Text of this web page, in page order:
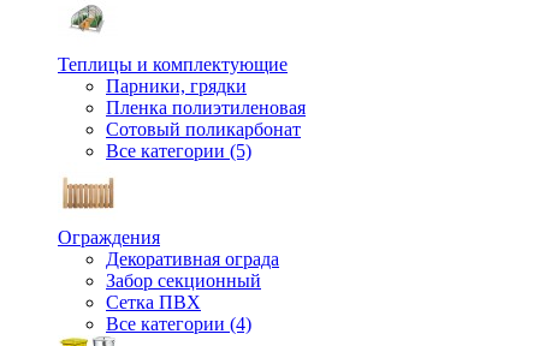
Теплицы и комплектующие
Парники, грядки
Пленка полиэтиленовая
Сотовый поликарбонат
Все категории (5)
Ограждения
Декоративная ограда
Забор секционный
Сетка ПВХ
Все категории (4)